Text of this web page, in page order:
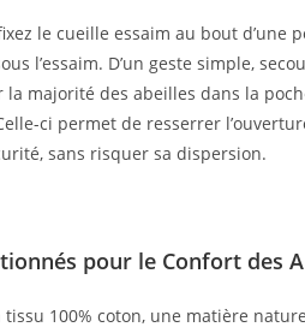
le cueille essaim au bout d’une
l’essaim. D’un geste simple,
majorité des abeilles dans la
ci permet de resserrer
sans risquer sa dispersion.
pour le Confort des
100% coton, une matière